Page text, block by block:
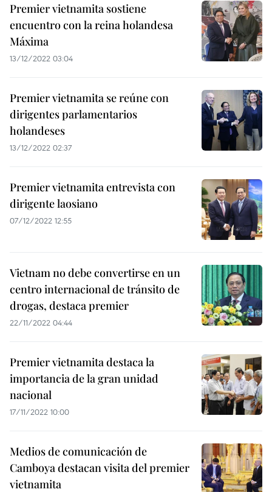
Premier vietnamita sostiene
encuentro con la reina holandesa
Máxima
13/12/2022 03:04
Premier vietnamita se reúne con
dirigentes parlamentarios
holandeses
13/12/2022 02:37
Premier vietnamita entrevista con
dirigente laosiano
07/12/2022 12:55
Vietnam no debe convertirse en un
centro internacional de tránsito de
drogas, destaca premier
22/11/2022 04:44
Premier vietnamita destaca la
importancia de la gran unidad
nacional
17/11/2022 10:00
Medios de comunicación de
Camboya destacan visita del premier
vietnamita